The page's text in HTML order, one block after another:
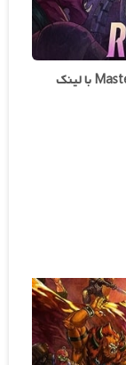
دانلود سریال Masters Of The Universe Revelation با لینک